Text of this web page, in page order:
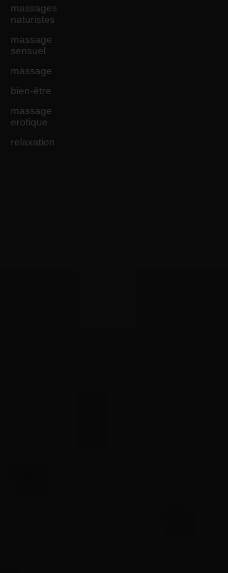
massages
naturistes
massage
sensuel
massage
bien-être
massage
erotique
relaxation